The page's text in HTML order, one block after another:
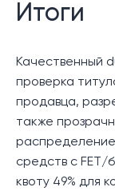
Итоги
Качественный
проверка
продавца,
также
средств с FET/
квоту 49% для